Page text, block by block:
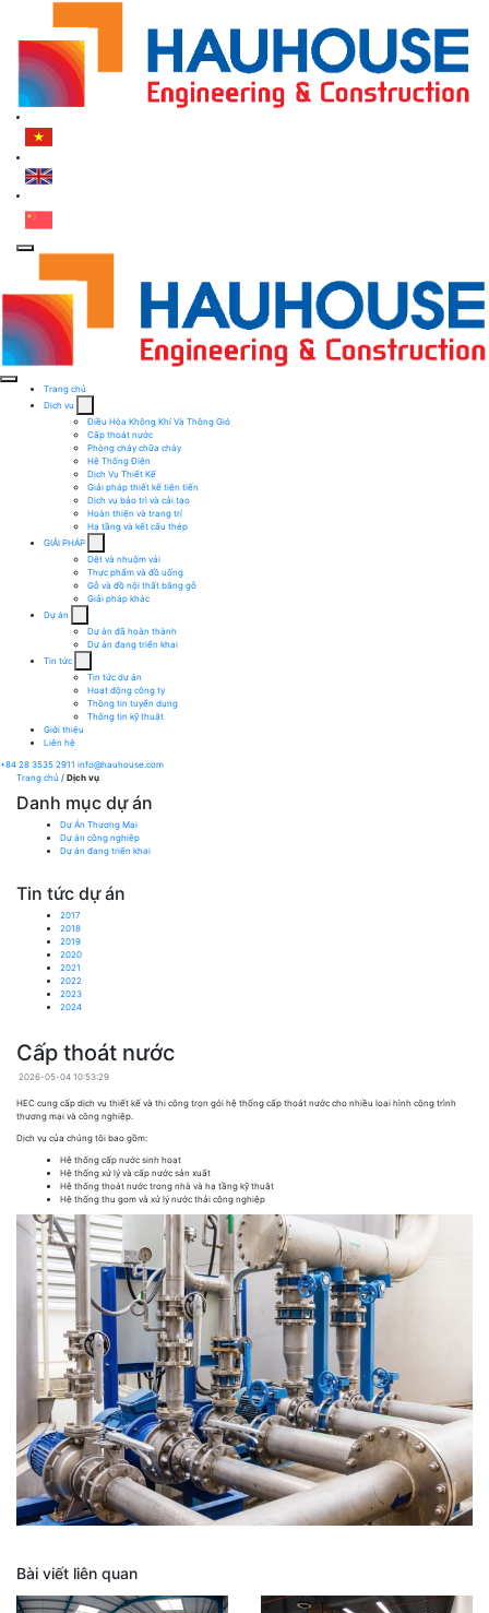
Trang chủ
Dịch vụ
Điều Hòa Không Khí Và Thông Gió
Cấp thoát nước
Phòng cháy chữa cháy
Hệ Thống Điện
Dịch Vụ Thiết Kế
Giải pháp thiết kế tiên tiến
Dịch vụ bảo trì và cải tạo
Hoàn thiện và trang trí
Hạ tầng và kết cấu thép
GIẢI PHÁP
Dệt và nhuộm vải
Thực phẩm và đồ uống
Gỗ và đồ nội thất bằng gỗ
Giải pháp khác
Dự án
Dự án đã hoàn thành
Dự án đang triển khai
Tin tức
Tin tức dự án
Hoạt động công ty
Thông tin tuyển dụng
Thông tin kỹ thuật
Giới thiệu
Liên hệ
+84 28 3535 2911 info@hauhouse.com
Trang chủ / Dịch vụ
Danh mục dự án
Dự Án Thương Mại
Dự án công nghiệp
Dự án đang triển khai
Tin tức dự án
2017
2018
2019
2020
2021
2022
2023
2024
Cấp thoát nước
2026-05-04 10:53:29
HEC cung cấp dịch vụ thiết kế và thi công trọn gói hệ thống cấp thoát nước cho nhiều loại hình công trình
thương mại và công nghiệp.
Dịch vụ của chúng tôi bao gồm:
Hệ thống cấp nước sinh hoạt
Hệ thống xử lý và cấp nước sản xuất
Hệ thống thoát nước trong nhà và hạ tầng kỹ thuật
Hệ thống thu gom và xử lý nước thải công nghiệp
Bài viết liên quan